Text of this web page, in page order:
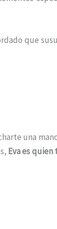
que
una
Eva es quien